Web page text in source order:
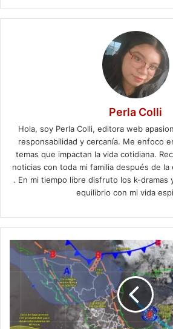
Perla Colli
Hola, soy Perla Colli, editora web
responsabilidad y cercanía. Me enfoco
temas que impactan la vida cotidiana.
noticias con toda mi familia después de
. En mi tiempo libre disfruto los k-dramas
equilibrio con mi vida
Pronóstico
clima
México:
intensas